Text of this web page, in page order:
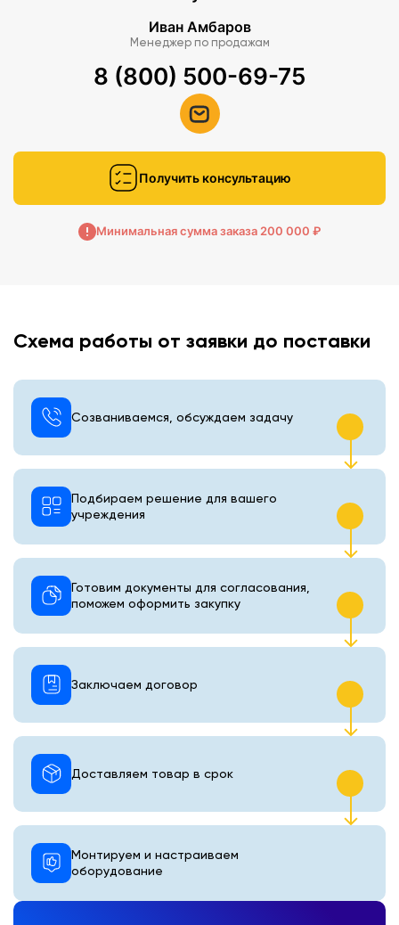
Иван Амбаров
Менеджер по продажам
8 (800) 500-69-75
Получить консультацию
Минимальная сумма заказа 200 000 ₽
Схема работы от заявки до поставки
Созваниваемся, обсуждаем задачу
Подбираем решение для вашего
учреждения
Готовим документы для согласования,
поможем оформить закупку
Монтируем и настраиваем
оборудование
Доставляем товар в срок
Заключаем договор